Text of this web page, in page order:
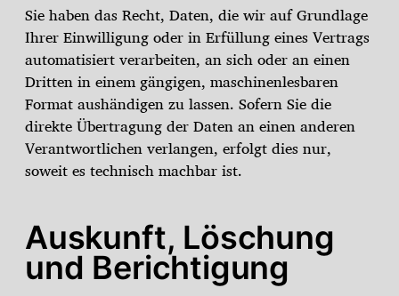
Sie haben das Recht, Daten, die wir auf Grundlage
Ihrer Einwilligung oder in Erfüllung eines Vertrags
automatisiert verarbeiten, an sich oder an einen
Dritten in einem gängigen, maschinenlesbaren
Format aushändigen zu lassen. Sofern Sie die
direkte Übertragung der Daten an einen anderen
Verantwortlichen verlangen, erfolgt dies nur,
soweit es technisch machbar ist.
Auskunft, Löschung
und Berichtigung